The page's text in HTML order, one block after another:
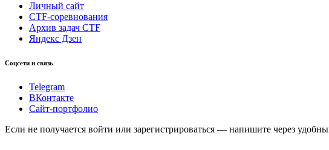
Личный сайт
CTF-соревнования
Архив задач CTF
Яндекс Дзен
Соцсети и связь
Telegram
ВКонтакте
Сайт-портфолио
Если не получается войти или зарегистрироваться — напишите через